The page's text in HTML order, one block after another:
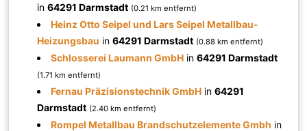
in64291 Darmstadt (0.21 km entfernt)
Heinz Otto Seipel und Lars Seipel Metallbau-
Heizungsbau in64291 Darmstadt (0.88 km entfernt)
Schlosserei Laumann GmbH in64291 Darmstadt
(1.71 km entfernt)
Fernau Präzisionstechnik GmbH in64291
Darmstadt (2.40 km entfernt)
Rompel Metallbau Brandschutzelemente Gmbh in